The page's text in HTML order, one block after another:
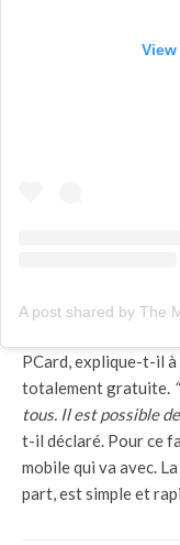
PCard, explique-t-il à
totalement gratuite.
tous. Il est possible
t-il déclaré. Pour ce
mobile qui va avec.
part, est simple et